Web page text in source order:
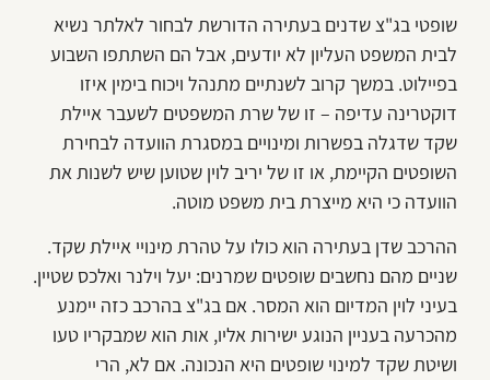
שופטי בג"צ שדנים בעתירה הדורשת לבחור לאלתר נשיא
לבית המשפט העליון לא יודעים, אבל הם השתתפו השבוע
בפיילוט. במשך קרוב לשנתיים מתנהל ויכוח בימין איזו
דוקטרינה עדיפה – זו של שרת המשפטים לשעבר איילת
שקד שדגלה בפשרות ומינויים במסגרת הוועדה לבחירת
השופטים הקיימת, או זו של יריב לוין שטוען שיש לשנות את
הוועדה כי היא מייצרת בית משפט מוטה.
ההרכב שדן בעתירה הוא כולו על טהרת מינויי איילת שקד.
שניים מהם נחשבים שופטים שמרנים: יעל וילנר ואלכס שטיין.
בעיני לוין המדיום הוא המסר. אם בג"צ בהרכב כזה יימנע
מהכרעה בעניין הנוגע ישירות אליו, אות הוא שמבקריו טעו
ושיטת שקד למינוי שופטים היא הנכונה. אם לא, הרי